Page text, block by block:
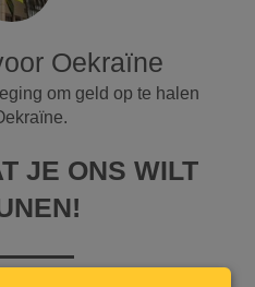
Oekraïne
om geld op te halen
JE ONS WILT